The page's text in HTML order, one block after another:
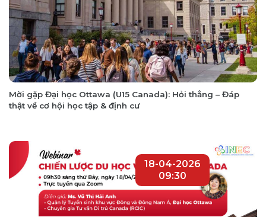
Mời gặp Đại học Ottawa (U15 Canada): Hỏi thẳng – Đáp
thật về cơ hội học tập & định cư
18-04-2026
09:30